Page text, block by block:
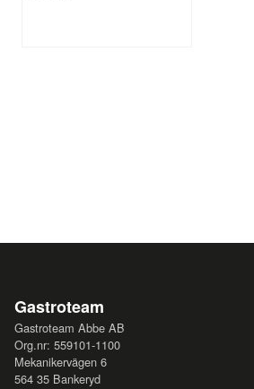
Gastroteam
Gastroteam Abbe AB
Org.nr: 559101-1100
Mekanikervägen 6
564 35 Bankeryd